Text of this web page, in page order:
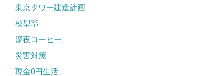
東京タワー建造計画
模型部
深夜コーヒー
災害対策
現金0円生活